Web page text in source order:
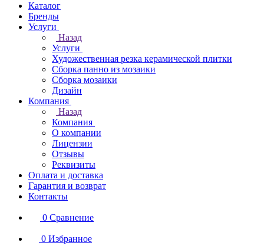
Каталог
Бренды
Услуги
Назад
Услуги
Художественная резка керамической плитки
Сборка панно из мозаики
Сборка мозаики
Дизайн
Компания
Назад
Компания
О компании
Лицензии
Отзывы
Реквизиты
Оплата и доставка
Гарантия и возврат
Контакты
0 Сравнение
0 Избранное